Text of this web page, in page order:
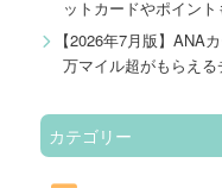
ットカードやポイント
【2026年7月版】ANA
万マイル超がもらえる
カテゴリー